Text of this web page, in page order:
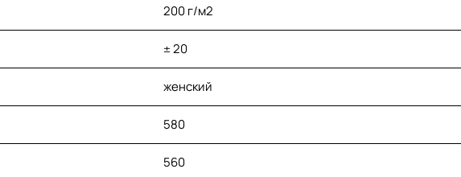
200 г/м2
± 20
женский
580
560